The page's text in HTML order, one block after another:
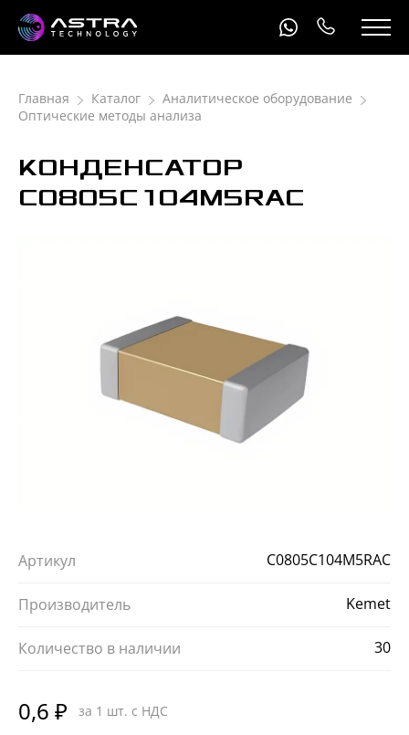
Главная Каталог
Аналитическое оборудование
Оптические методы анализа
КОНДЕНСАТОР
С0805C104M5RAC
Артикул С0805C104M5RAC
Производитель Kemet
Количество в наличии 30
0,6 ₽ за 1 шт. с НДС